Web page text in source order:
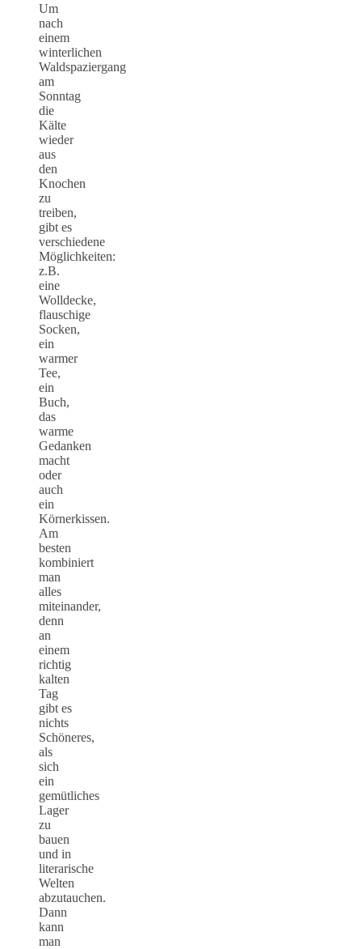
Um
nach
einem
winterlichen
Waldspaziergang
am
Sonntag
die
Kälte
wieder
aus
den
Knochen
zu
treiben,
gibt es
verschiedene
Möglichkeiten:
z.B.
eine
Wolldecke,
flauschige
Socken,
ein
warmer
Tee,
ein
Buch,
das
warme
Gedanken
macht
oder
auch
ein
Körnerkissen.
Am
besten
kombiniert
man
alles
miteinander,
denn
an
einem
richtig
kalten
Tag
gibt es
nichts
Schöneres,
als
sich
ein
gemütliches
Lager
zu
bauen
und in
literarische
Welten
abzutauchen.
Dann
kann
man